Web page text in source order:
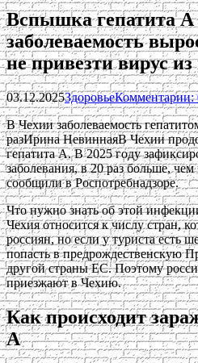
Вспышка гепатита А
заболеваемость
не привезти вирус
03.12.2025ЗдоровьеКомментарии:
В Чехии заболеваемость
разИрина НевиннаяВ Чехии
гепатита А. В 2025 году
заболевания, в 20 раз больше,
сообщили в Роспотребнадзоре.
Что нужно знать об этой
Чехия относится к числу стран,
россиян, но если у туриста есть
попасть в предрождественскую
другой страны ЕС. Поэтому
приезжают в Чехию.
Как происходит
А